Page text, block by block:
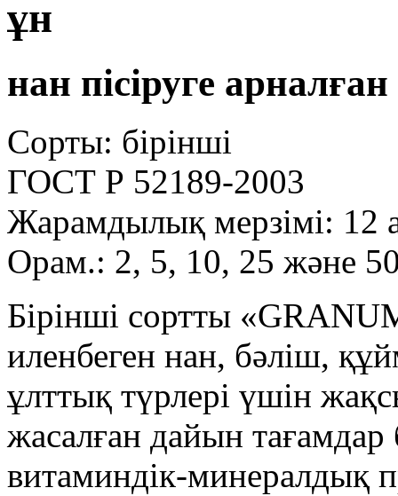
ұн
нан пісіруге
Сорты: бірінші
ГОСТ Р 52189-2003
Жарамдылық мерзімі: 12
Орам.: 2, 5, 10, 25 және
Бірінші сортты
иленбеген нан, бәліш,
ұлттық түрлері үшін
жасалған дайын
витаминдік-минералдық